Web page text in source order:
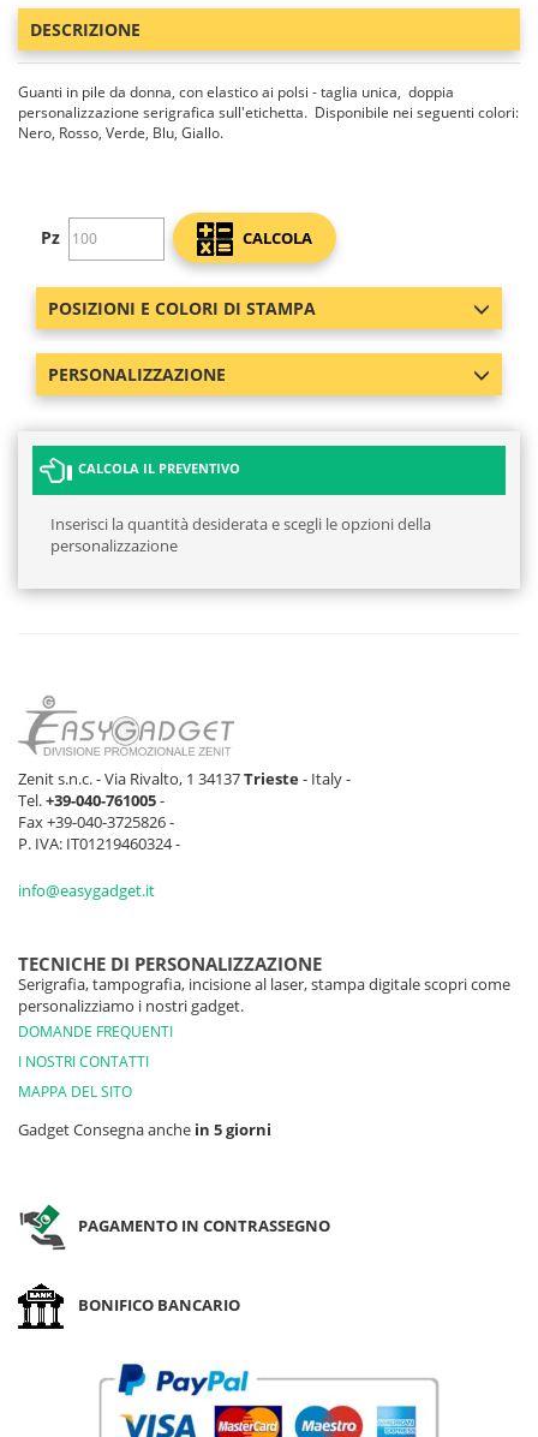
DESCRIZIONE
Guanti in pile da donna, con elastico ai polsi - taglia unica, doppia
personalizzazione serigrafica sull'etichetta. Disponibile nei seguenti colori:
Nero, Rosso, Verde, Blu, Giallo.
Pz CALCOLA
POSIZIONI E COLORI DI STAMPA
PERSONALIZZAZIONE
CALCOLA IL PREVENTIVO
Inserisci la quantità desiderata e scegli le opzioni della
personalizzazione
Zenit s.n.c. - Via Rivalto, 1 34137Trieste- Italy -
Tel.+39-040-761005-
Fax +39-040-3725826 -
P. IVA: IT01219460324 -
info@easygadget.it
TECNICHE DI PERSONALIZZAZIONE
Serigrafia, tampografia, incisione al laser, stampa digitale scopri come
personalizziamo i nostri gadget.
DOMANDE FREQUENTI
I NOSTRI CONTATTI
MAPPA DEL SITO
Gadget Consegna anche in 5 giorni
PAGAMENTO IN CONTRASSEGNO
BONIFICO BANCARIO